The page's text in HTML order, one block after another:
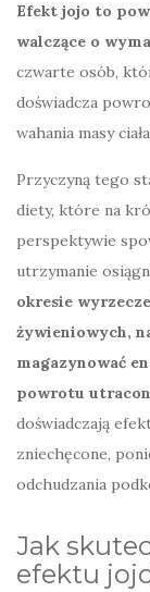
Efekt jojo to
walczące o
czwarte osób,
doświadcza
wahania masy
Przyczyną tego
diety, które na
perspektywie
utrzymanie
okresie
żywieniowych,
magazynować
powrotu
doświadczają
zniechęcone,
odchudzania
Jak
efektu